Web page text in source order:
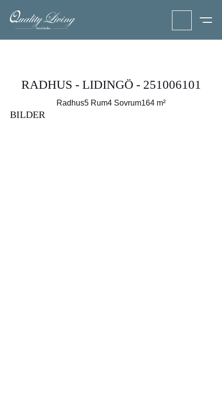
RADHUS - LIDINGÖ - 251006101
Radhus5 Rum4 Sovrum164 m²
BILDER